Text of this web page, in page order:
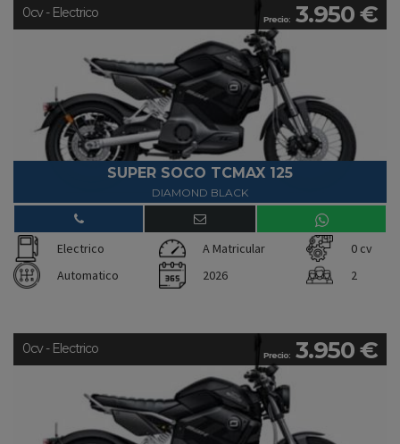
Precio: 3.950 €
0cv - Electrico
SUPER SOCO TCMAX 125
DIAMOND BLACK
Electrico A Matricular
0 cv
Automatico
2026 2
Precio: 3.950 €
0cv - Electrico